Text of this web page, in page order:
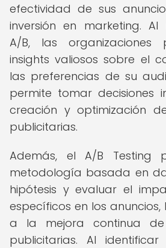
efectividad de sus
inversión en marketing. Al
A/B, las organizaciones
insights valiosos sobre el
las preferencias de su
permite tomar decisiones
creación y optimización
publicitarias.
Además, el A/B Testing
metodología basada en
hipótesis y evaluar el
específicos en los
a la mejora continua
publicitarias. Al